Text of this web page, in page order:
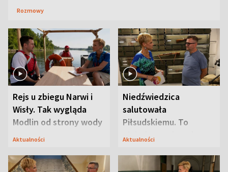
Rozmowy
Rejs u zbiegu Narwi i
Wisły. Tak wygląda
Modlin od strony wody
Aktualności
Niedźwiedzica
salutowała
Piłsudskiemu. To
niejedyna tajemnica
Aktualności